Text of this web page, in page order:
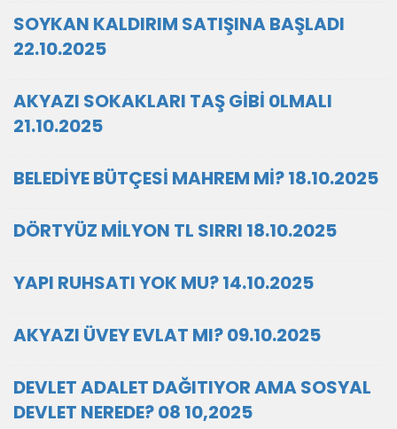
SOYKAN KALDIRIM SATIŞINA BAŞLADI
22.10.2025
AKYAZI SOKAKLARI TAŞ GİBİ 0LMALI
21.10.2025
BELEDİYE BÜTÇESİ MAHREM Mİ? 18.10.2025
DÖRTYÜZ MİLYON TL SIRRI 18.10.2025
YAPI RUHSATI YOK MU? 14.10.2025
AKYAZI ÜVEY EVLAT MI? 09.10.2025
DEVLET ADALET DAĞITIYOR AMA SOSYAL
DEVLET NEREDE? 08 10,2025